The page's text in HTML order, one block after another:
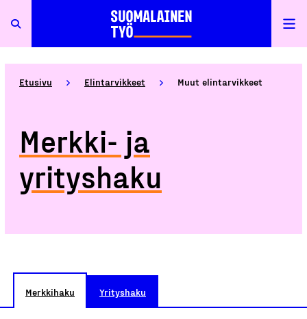
Etusivu Elintarvikkeet Muut elintarvikkeet
Merkki- ja
yrityshaku
Merkkihaku Yrityshaku